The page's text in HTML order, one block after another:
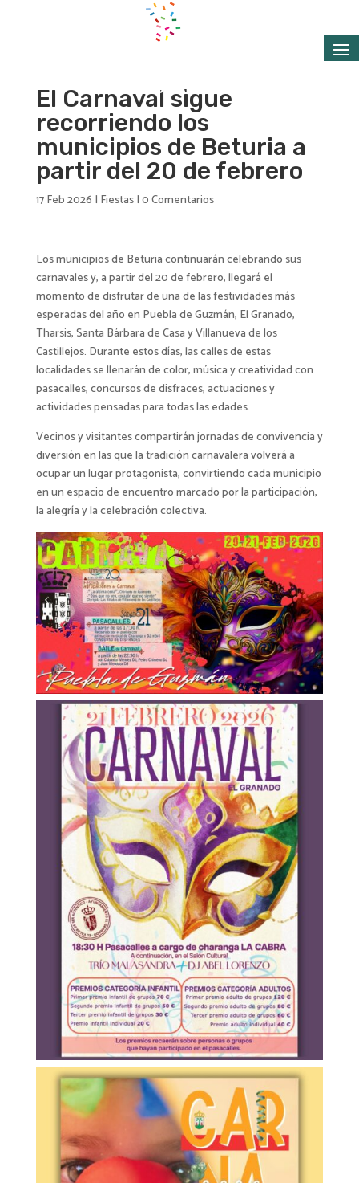
El Carnaval sigue
recorriendo los
municipios de Beturia a
partir del 20 de febrero
17 Feb 2026 | Fiestas|0 Comentarios
Los municipios de Beturia continuarán celebrando sus
carnavales y, a partir del 20 de febrero, llegará el
momento de disfrutar de una de las festividades más
esperadas del año en Puebla de Guzmán, El Granado,
Tharsis, Santa Bárbara de Casa y Villanueva de los
Castillejos. Durante estos días, las calles de estas
localidades se llenarán de color, música y creatividad con
pasacalles, concursos de disfraces, actuaciones y
actividades pensadas para todas las edades.
Vecinos y visitantes compartirán jornadas de convivencia y
diversión en las que la tradición carnavalera volverá a
ocupar un lugar protagonista, convirtiendo cada municipio
en un espacio de encuentro marcado por la participación,
la alegría y la celebración colectiva.